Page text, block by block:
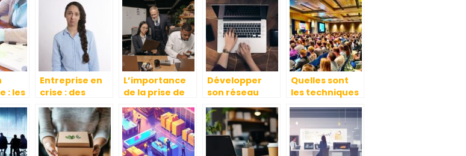
passe
réellement ?
inconvénients
: les
Entreprise en
crise : des
des décisions
L’importance
de la prise de
Développer
son réseau
en Afrique
Quelles sont
les techniques
pour réussir
l’animation
d’un
événement